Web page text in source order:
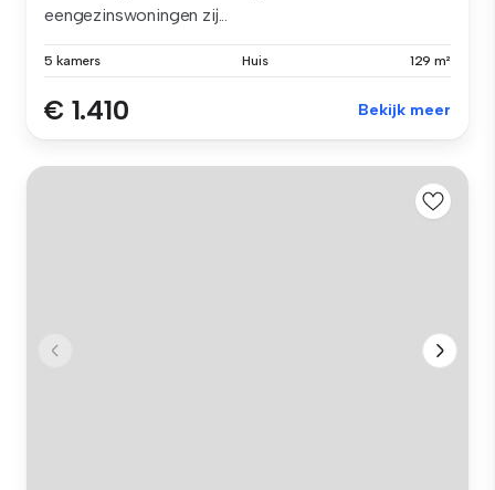
eengezinswoningen zij...
5 kamers Huis 129 m²
€ 1.410 Bekijk meer